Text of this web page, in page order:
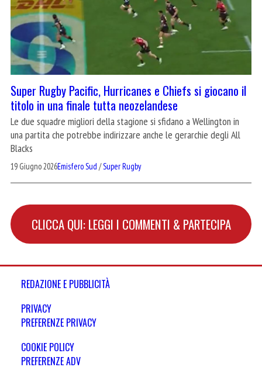
Super Rugby Pacific, Hurricanes e Chiefs si giocano il
titolo in una finale tutta neozelandese
Le due squadre migliori della stagione si sfidano a Wellington in
una partita che potrebbe indirizzare anche le gerarchie degli All
Blacks
19 Giugno 2026Emisfero Sud /Super Rugby
CLICCA QUI: LEGGI I COMMENTI & PARTECIPA
REDAZIONE E PUBBLICITÀ
PRIVACY
PREFERENZE PRIVACY
COOKIE POLICY
PREFERENZE ADV